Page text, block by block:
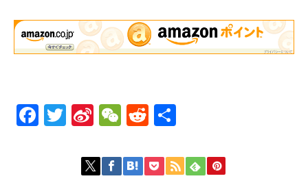
Facebook
Twitter
SinaWeChat
Reddit